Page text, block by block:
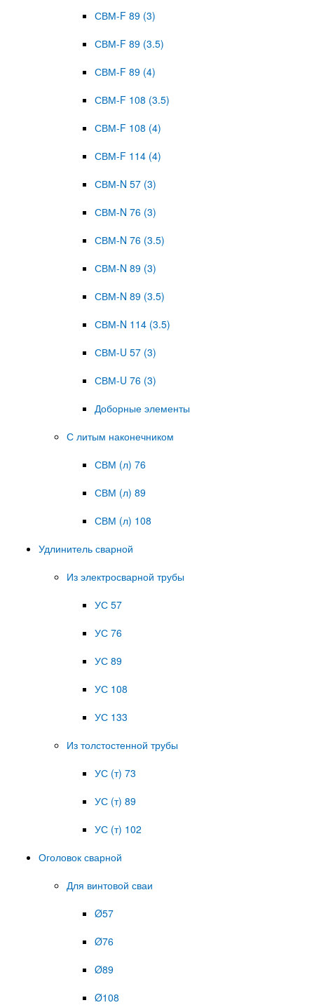
СВМ-F 89 (3)
СВМ-F 89 (3.5)
СВМ-F 89 (4)
СВМ-F 108 (3.5)
СВМ-F 108 (4)
СВМ-F 114 (4)
СВМ-N 57 (3)
СВМ-N 76 (3)
СВМ-N 76 (3.5)
СВМ-N 89 (3)
СВМ-N 89 (3.5)
СВМ-N 114 (3.5)
СВМ-U 57 (3)
СВМ-U 76 (3)
Доборные элементы
С литым наконечником
СВМ (л) 76
СВМ (л) 89
СВМ (л) 108
Удлинитель сварной
Из электросварной трубы
УС 57
УС 76
УС 89
УС 108
УС 133
Из толстостенной трубы
УС (т) 73
УС (т) 89
УС (т) 102
Оголовок сварной
Для винтовой сваи
Ø57
Ø76
Ø89
Ø108